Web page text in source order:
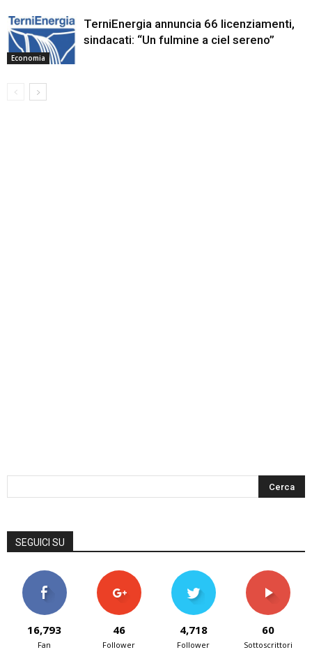
Economia
TerniEnergia annuncia 66 licenziamenti,
sindacati: “Un fulmine a ciel sereno”
SEGUICI SU
16,793
Fan
46
Follower
4,718
Follower
60
Sottoscrittori